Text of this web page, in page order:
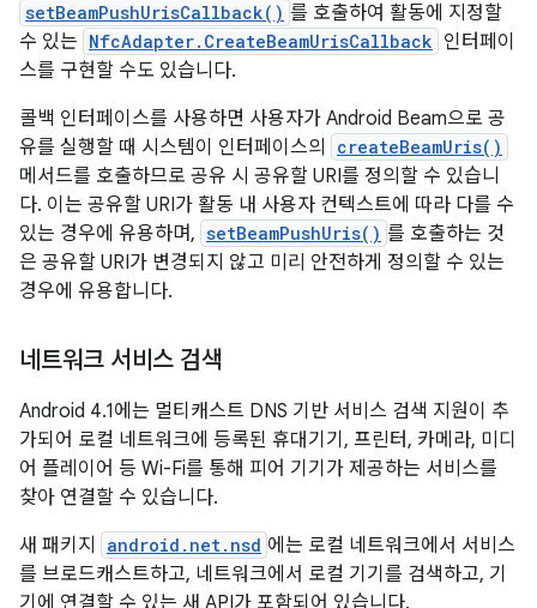
setBeamPushUrisCallback() 를 호출하여 활동에 지정할
수 있는 NfcAdapter.CreateBeamUrisCallback 인터페이
스를 구현할 수도 있습니다.
콜백 인터페이스를 사용하면 사용자가 Android Beam으로 공
유를 실행할 때 시스템이 인터페이스의
createBeamUris()
메서드를 호출하므로 공유 시 공유할 URI를 정의할 수 있습니
다. 이는 공유할 URI가 활동 내 사용자 컨텍스트에 따라 다를 수
있는 경우에 유용하며, setBeamPushUris() 를 호출하는 것
은 공유할 URI가 변경되지 않고 미리 안전하게 정의할 수 있는
경우에 유용합니다.
네트워크 서비스 검색
Android 4.1에는 멀티캐스트 DNS 기반 서비스 검색 지원이 추
가되어 로컬 네트워크에 등록된 휴대기기, 프린터, 카메라, 미디
어 플레이어 등 Wi-Fi를 통해 피어 기기가 제공하는 서비스를
찾아 연결할 수 있습니다.
새 패키지
android.net.nsd 에는 로컬 네트워크에서 서비스
를 브로드캐스트하고, 네트워크에서 로컬 기기를 검색하고, 기
기에 연결할 수 있는 새 API가 포함되어 있습니다.